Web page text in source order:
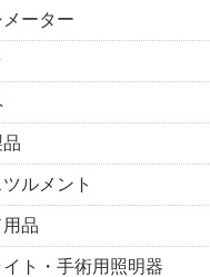
ーター
ルメント
品
ト・手術用照明器